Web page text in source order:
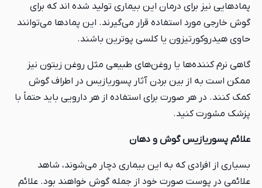
پمادهایی نیز برای درمان این بیماری تولید شده اند که برای
گوش خارجی مورد استفاده قرار می‌گیرند. این پمادها می‌توانند
حاوی هیدروکورتیزون یا کلسی پوترین باشند.
گاهی نرم کننده‌ها یا روغن‌های طبیعی مثل روغن زیتون نیز
ممکن است به از بین بردن آثار پسوریازیس در اطراف گوش
کمک کنند. در هر صورت برای استفاده از هر دارویی باید حتماً با
پزشک مشورت کنید.
علائم پسوریازیس گوش و دهان
بسیاری از افرادی که به این بیماری دچار می‌شوند، شاهد
علائمی در پوست صورت خود از جمله گوش خواهند بود. علائم